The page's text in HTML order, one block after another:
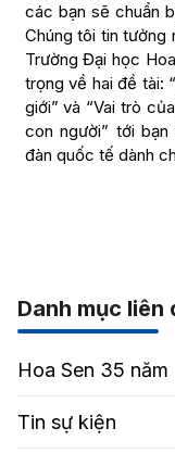
các bạn sẽ chuẩn
Chúng tôi tin tưởng
Trường Đại học
trọng về hai đề tài:
giới” và “Vai trò
con người” tới
đàn quốc tế dành
Danh mục liên
Hoa Sen 35 năm
Tin sự kiện